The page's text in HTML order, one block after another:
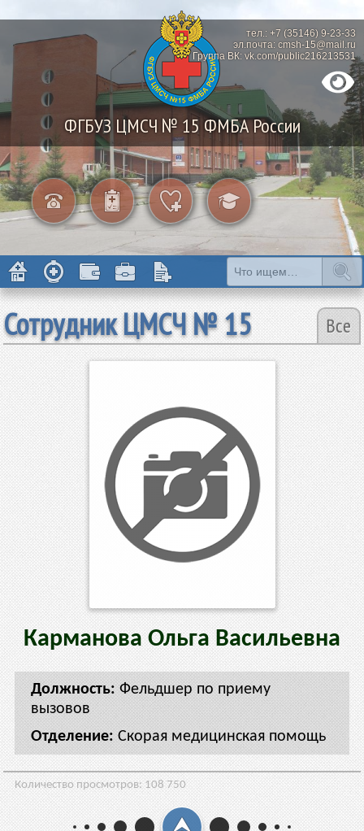
ФГБУЗ ЦМСЧ № 15 ФМБА России
тел.: +7 (35146) 9-23-33
эл.почта: cmsh-15@mail.ru
Группа ВК: vk.com/public216213531
Сотрудник ЦМСЧ № 15 Все
КармановаОльгаВасильевна
Фельдшер по приему
вызовов
Скорая медицинская помощь
Количество просмотров: 108 750